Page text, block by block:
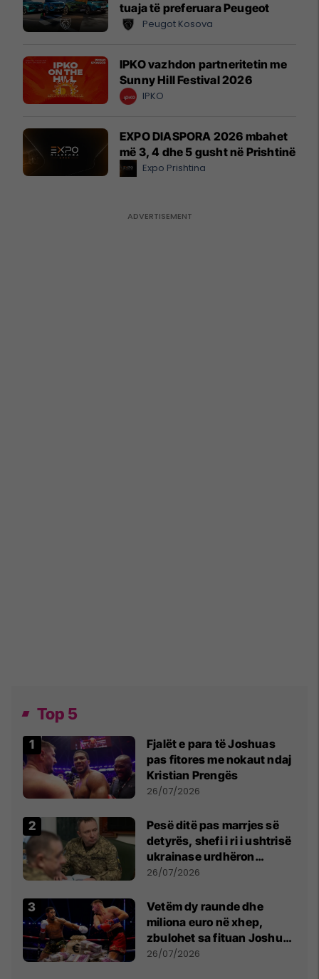
tuaja të preferuara Peugeot
Peugot Kosova
IPKO vazhdon partneritetin me
Sunny Hill Festival 2026
IPKO
EXPO DIASPORA 2026 mbahet
më 3, 4 dhe 5 gusht në Prishtinë
Expo Prishtina
Top 5
Fjalët e para të Joshuas
pas fitores me nokaut ndaj
Kristian Prengës
26/07/2026
Pesë ditë pas marrjes së
detyrës, shefi i ri i ushtrisë
ukrainase urdhëron
kontroll të madh
26/07/2026
Vetëm dy raunde dhe
miliona euro në xhep,
zbulohet sa fituan Joshua
e Prenga
26/07/2026